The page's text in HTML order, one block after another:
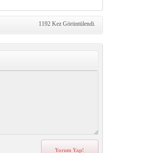
1192 Kez Görüntülendi.